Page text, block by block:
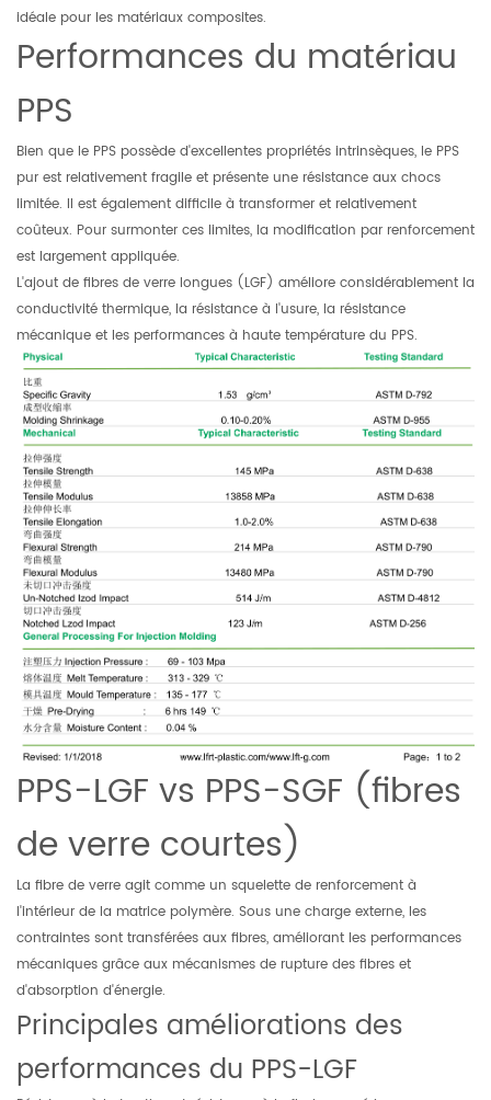
idéale pour les matériaux composites.
Performances du matériau
PPS
Bien que le PPS possède d'excellentes propriétés intrinsèques, le PPS
pur est relativement fragile et présente une résistance aux chocs
limitée. Il est également difficile à transformer et relativement
coûteux. Pour surmonter ces limites, la modification par renforcement
est largement appliquée.
L'ajout de fibres de verre longues (LGF) améliore considérablement la
conductivité thermique, la résistance à l'usure, la résistance
mécanique et les performances à haute température du PPS.
PPS-LGF vs PPS-SGF (fibres
de verre courtes)
La fibre de verre agit comme un squelette de renforcement à
l'intérieur de la matrice polymère. Sous une charge externe, les
contraintes sont transférées aux fibres, améliorant les performances
mécaniques grâce aux mécanismes de rupture des fibres et
d'absorption d'énergie.
Principales améliorations des
performances du PPS-LGF